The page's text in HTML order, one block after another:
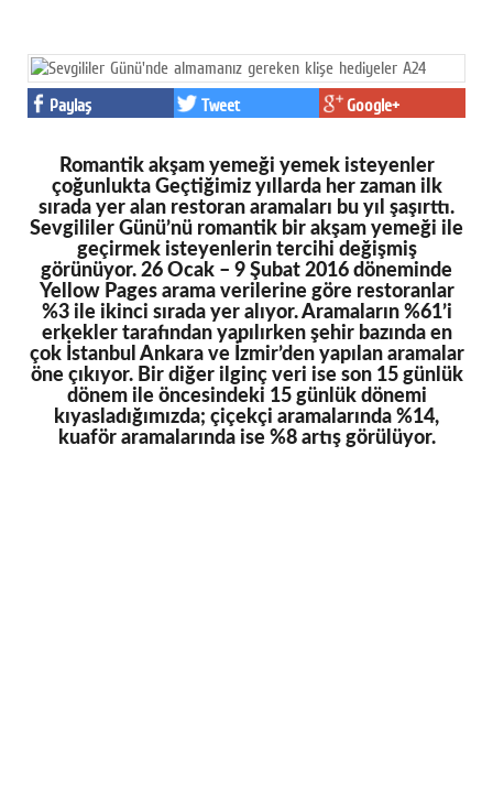
Paylaş Tweet Google+
Romantik akşam yemeği yemek isteyenler
çoğunlukta Geçtiğimiz yıllarda her zaman ilk
sırada yer alan restoran aramaları bu yıl şaşırttı.
Sevgililer Günü’nü romantik bir akşam yemeği ile
geçirmek isteyenlerin tercihi değişmiş
görünüyor. 26 Ocak – 9 Şubat 2016 döneminde
Yellow Pages arama verilerine göre restoranlar
%3 ile ikinci sırada yer alıyor. Aramaların %61’i
erkekler tarafından yapılırken şehir bazında en
çok İstanbul Ankara ve İzmir’den yapılan aramalar
öne çıkıyor. Bir diğer ilginç veri ise son 15 günlük
dönem ile öncesindeki 15 günlük dönemi
kıyasladığımızda; çiçekçi aramalarında %14,
kuaför aramalarında ise %8 artış görülüyor.